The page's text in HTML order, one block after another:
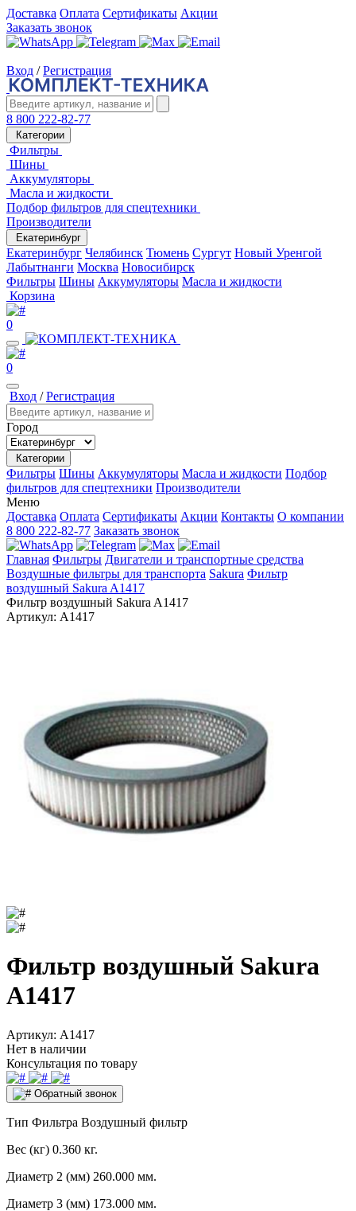
Доставка Оплата Сертификаты Акции
Заказать звонок
Вход / Регистрация
8 800 222-82-77
Категории
Фильтры
Шины
Аккумуляторы
Масла и жидкости
Подбор фильтров для спецтехники
Производители
Екатеринбург
Екатеринбург Челябинск Тюмень Сургут Новый Уренгой
Лабытнанги Москва Новосибирск
Фильтры Шины Аккумуляторы Масла и жидкости
Корзина
0
0
Вход /Регистрация
Город
Категории
Фильтры Шины Аккумуляторы Масла и жидкости Подбор
фильтров для спецтехники Производители
Меню
Доставка Оплата Сертификаты Акции Контакты О компании
8 800 222-82-77 Заказать звонок
Главная Фильтры Двигатели и транспортные средства
Воздушные фильтры для транспорта Sakura Фильтр
воздушный Sakura A1417
Фильтр воздушный Sakura A1417
Артикул: A1417
Фильтр воздушный Sakura
A1417
Артикул: A1417
Нет в наличии
Консультация по товару
Обратный звонок
Тип Фильтра Воздушный фильтр
Вес (кг) 0.360 кг.
Диаметр 2 (мм) 260.000 мм.
Диаметр 3 (мм) 173.000 мм.